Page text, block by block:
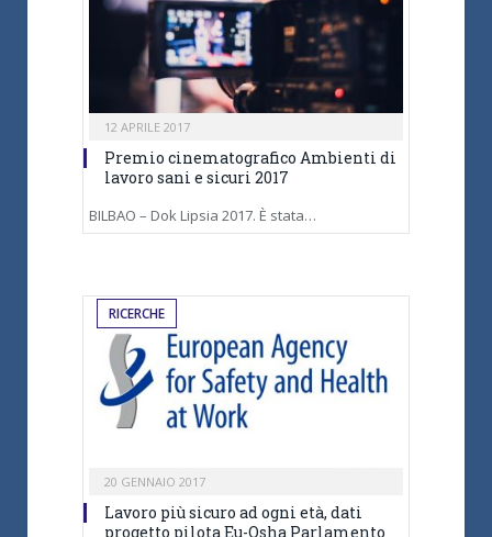
12 APRILE 2017
Premio cinematografico Ambienti di
lavoro sani e sicuri 2017
BILBAO – Dok Lipsia 2017. È stata…
RICERCHE
20 GENNAIO 2017
Lavoro più sicuro ad ogni età, dati
progetto pilota Eu-Osha Parlamento